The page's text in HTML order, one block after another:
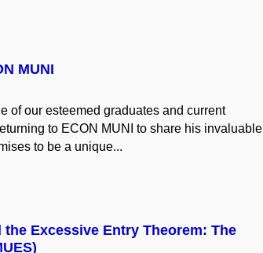
MUNI
of our esteemed graduates and current
to ECON MUNI to share his invaluable
to be a unique...
Excessive Entry Theorem: The